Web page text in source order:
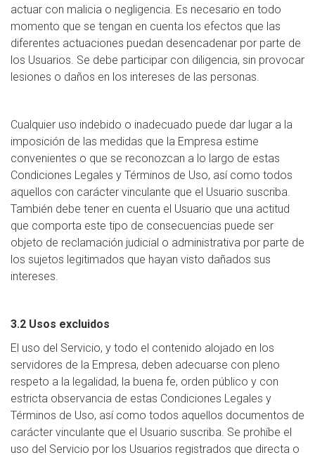
actuar con malicia o negligencia. Es necesario en todo
momento que se tengan en cuenta los efectos que las
diferentes actuaciones puedan desencadenar por parte de
los Usuarios. Se debe participar con diligencia, sin provocar
lesiones o daños en los intereses de las personas.
Cualquier uso indebido o inadecuado puede dar lugar a la
imposición de las medidas que la Empresa estime
convenientes o que se reconozcan a lo largo de estas
Condiciones Legales y Términos de Uso, así como todos
aquellos con carácter vinculante que el Usuario suscriba.
También debe tener en cuenta el Usuario que una actitud
que comporta este tipo de consecuencias puede ser
objeto de reclamación judicial o administrativa por parte de
los sujetos legitimados que hayan visto dañados sus
intereses.
3.2 Usos excluidos
El uso del Servicio, y todo el contenido alojado en los
servidores de la Empresa, deben adecuarse con pleno
respeto a la legalidad, la buena fe, orden público y con
estricta observancia de estas Condiciones Legales y
Términos de Uso, así como todos aquellos documentos de
carácter vinculante que el Usuario suscriba. Se prohíbe el
uso del Servicio por los Usuarios registrados que directa o